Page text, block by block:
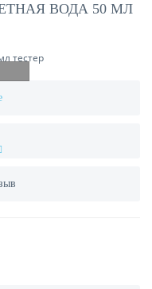
ВОДА 50 МЛ